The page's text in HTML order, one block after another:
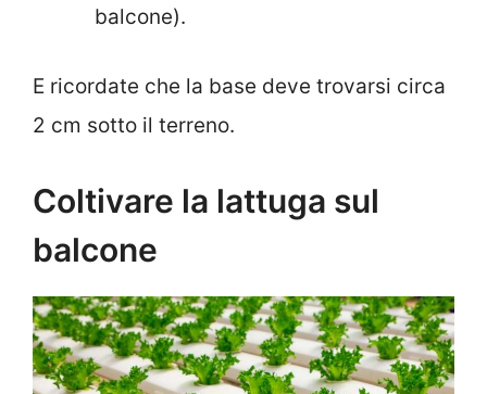
balcone).
E ricordate che la base deve trovarsi circa
2 cm sotto il terreno.
Coltivare la lattuga sul
balcone